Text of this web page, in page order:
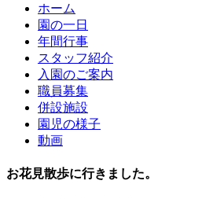
ホーム
園の一日
年間行事
スタッフ紹介
入園のご案内
職員募集
併設施設
園児の様子
動画
お花見散歩に行きました。